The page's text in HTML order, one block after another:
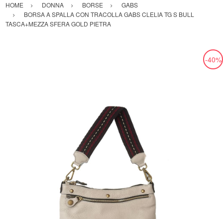
HOME DONNA BORSE
GABS
BORSA A SPALLA CON TRACOLLA GABS CLELIA TG S BULL
TASCA+MEZZA SFERA GOLD PIETRA
-40%